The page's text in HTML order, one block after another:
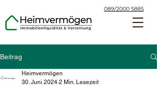
089/2000 5885
Beitrag
Heimvermögen
30. Juni 2024 2 Min. Lesezeit